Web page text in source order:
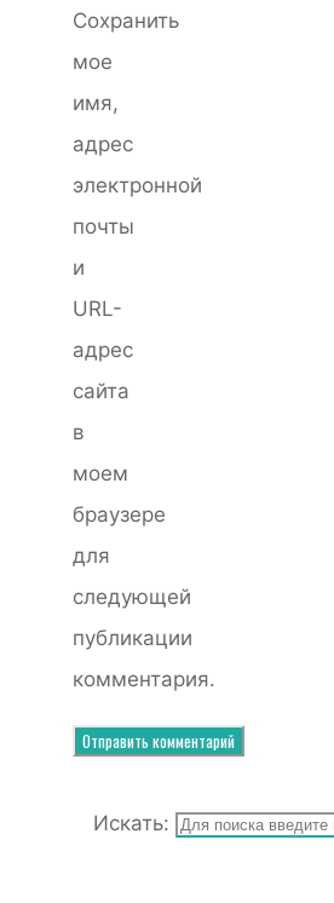
Сохранить
мое
имя,
адрес
электронной
почты
и
URL-
адрес
сайта
в
моем
браузере
для
следующей
публикации
комментария.
Искать: